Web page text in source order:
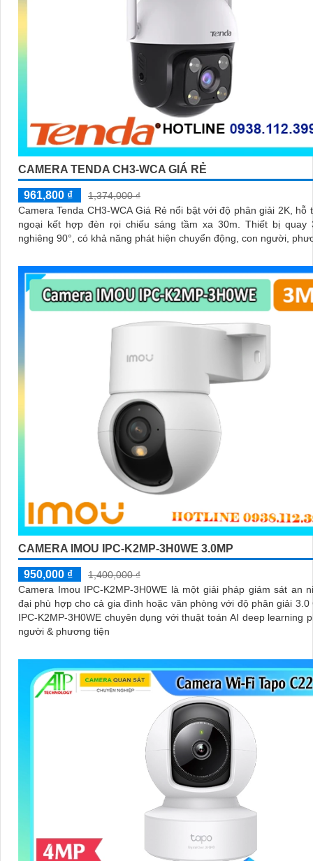
CAMERA TENDA CH3-WCA GIÁ RẺ
961,800 ₫
1,374,000 ₫
Camera Tenda CH3-WCA Giá Rẻ nổi bật với độ phân giải 2K, hỗ
ngoại kết hợp đèn rọi chiếu sáng tầm xa 30m. Thiết bị quay 355° và
nghiêng 90°, có khả năng phát hiện chuyển động, con người,
CAMERA IMOU IPC-K2MP-3H0WE 3.0MP
950,000 ₫
1,400,000 ₫
Camera Imou IPC-K2MP-3H0WE là một giải pháp giám sát an
đại phù hợp cho cả gia đình hoặc văn phòng với độ phân giải 3.0
IPC-K2MP-3H0WE chuyên dụng với thuật toán AI deep learning
người & phương tiện